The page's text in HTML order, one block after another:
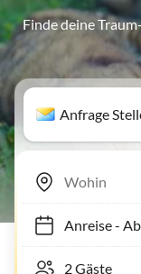
Finde deine
Anfrage
Anreise-